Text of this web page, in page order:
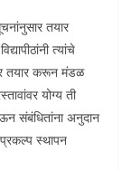
तयार
त्यांचे
तयार करून मंडळ
योग्य ती
संबंधितांना अनुदान
स्थापन